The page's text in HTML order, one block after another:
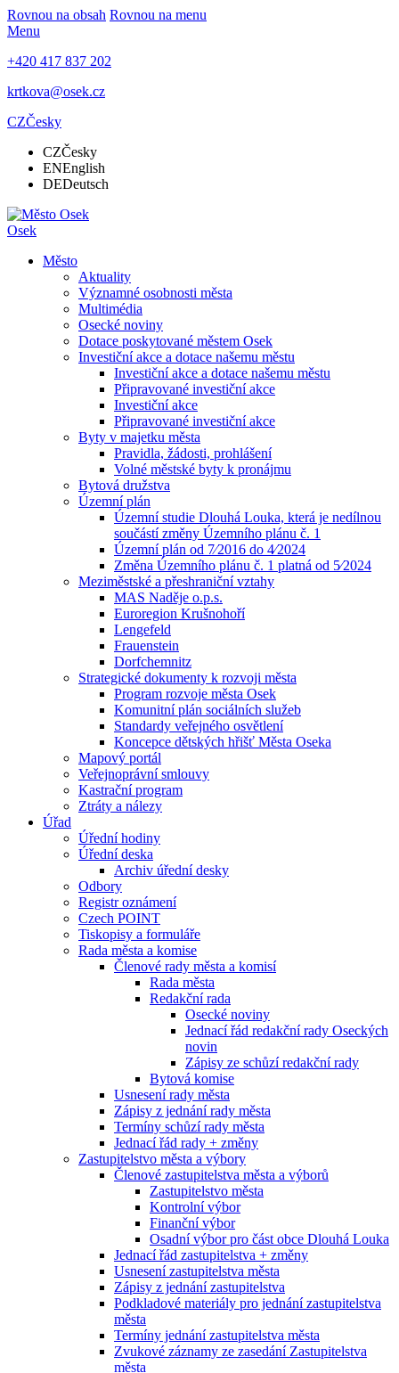
Rovnou na obsah Rovnou na menu
Menu
+420 417 837 202
krtkova@osek.cz
CZČesky
CZČesky
ENEnglish
DEDeutsch
Osek
Město
Aktuality
Významné osobnosti města
Multimédia
Osecké noviny
Dotace poskytované městem Osek
Investiční akce a dotace našemu městu
Investiční akce a dotace našemu městu
Připravované investiční akce
Investiční akce
Připravované investiční akce
Byty v majetku města
Pravidla, žádosti, prohlášení
Volné městské byty k pronájmu
Bytová družstva
Územní plán
Územní studie Dlouhá Louka, která je nedílnou
součástí změny Územního plánu č. 1
Územní plán od 7⁄2016 do 4⁄2024
Změna Územního plánu č. 1 platná od 5⁄2024
Meziměstské a přeshraniční vztahy
MAS Naděje o.p.s.
Euroregion Krušnohoří
Lengefeld
Frauenstein
Dorfchemnitz
Strategické dokumenty k rozvoji města
Program rozvoje města Osek
Komunitní plán sociálních služeb
Standardy veřejného osvětlení
Koncepce dětských hřišť Města Oseka
Mapový portál
Veřejnoprávní smlouvy
Kastrační program
Ztráty a nálezy
Úřad
Úřední hodiny
Úřední deska
Archiv úřední desky
Odbory
Registr oznámení
Czech POINT
Tiskopisy a formuláře
Rada města a komise
Členové rady města a komisí
Rada města
Redakční rada
Osecké noviny
Jednací řád redakční rady Oseckých
novin
Zápisy ze schůzí redakční rady
Bytová komise
Usnesení rady města
Zápisy z jednání rady města
Termíny schůzí rady města
Jednací řád rady + změny
Zastupitelstvo města a výbory
Členové zastupitelstva města a výborů
Zastupitelstvo města
Kontrolní výbor
Finanční výbor
Osadní výbor pro část obce Dlouhá Louka
Jednací řád zastupitelstva + změny
Usnesení zastupitelstva města
Zápisy z jednání zastupitelstva
Podkladové materiály pro jednání zastupitelstva
města
Termíny jednání zastupitelstva města
Zvukové záznamy ze zasedání Zastupitelstva
města